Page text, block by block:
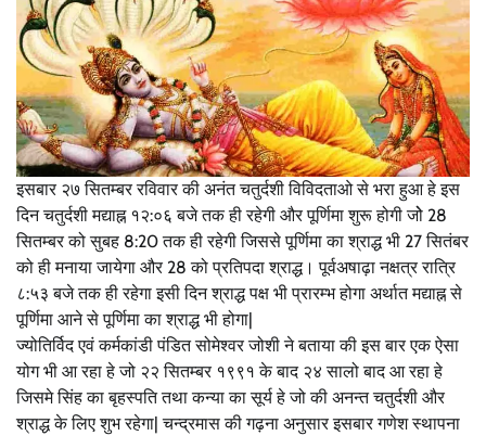
इसबार २७ सितम्बर रविवार की अनंत चतुर्दशी विविदताओ से भरा हुआ हे इस
दिन चतुर्दशी मद्याह्न १२:०६ बजे तक ही रहेगी और पूर्णिमा शुरू होगी जोे 28
सितम्बर को सुबह 8:20 तक ही रहेगी जिससे पूर्णिमा का श्राद्ध भी 27 सितंबर
को ही मनाया जायेगा और 28 को प्रतिपदा श्राद्ध। पूर्वअषाढ़ा नक्षत्र रात्रि
८:५३ बजे तक ही रहेगा इसी दिन श्राद्ध पक्ष भी प्रारम्भ होगा अर्थात मद्याह्न से
पूर्णिमा आने से पूर्णिमा का श्राद्ध भी होगा|
ज्योतिर्विद एवं कर्मकांडी पंडित सोमेश्वर जोशी ने बताया की इस बार एक ऐसा
योग भी आ रहा हे जो २२ सितम्बर १९९१ के बाद २४ सालो बाद आ रहा हे
जिसमे सिंह का बृहस्पति तथा कन्या का सूर्य हे जो की अनन्त चतुर्दशी और
श्राद्ध के लिए शुभ रहेगा| चन्द्रमास की गढ़ना अनुसार इसबार गणेश स्थापना